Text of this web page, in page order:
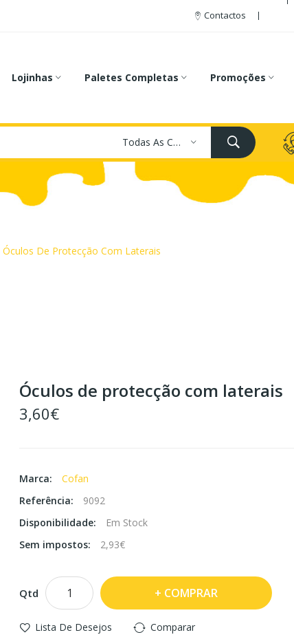
Contactos
Lojinhas Paletes Completas Promoções
Todas As Categorias
Óculos De Protecção Com Laterais
Óculos de protecção com laterais
3,60€
Marca:
Cofan
Referência:
9092
Disponibilidade:
Em Stock
Sem impostos:
2,93€
Qtd COMPRAR
Lista De Desejos Comparar